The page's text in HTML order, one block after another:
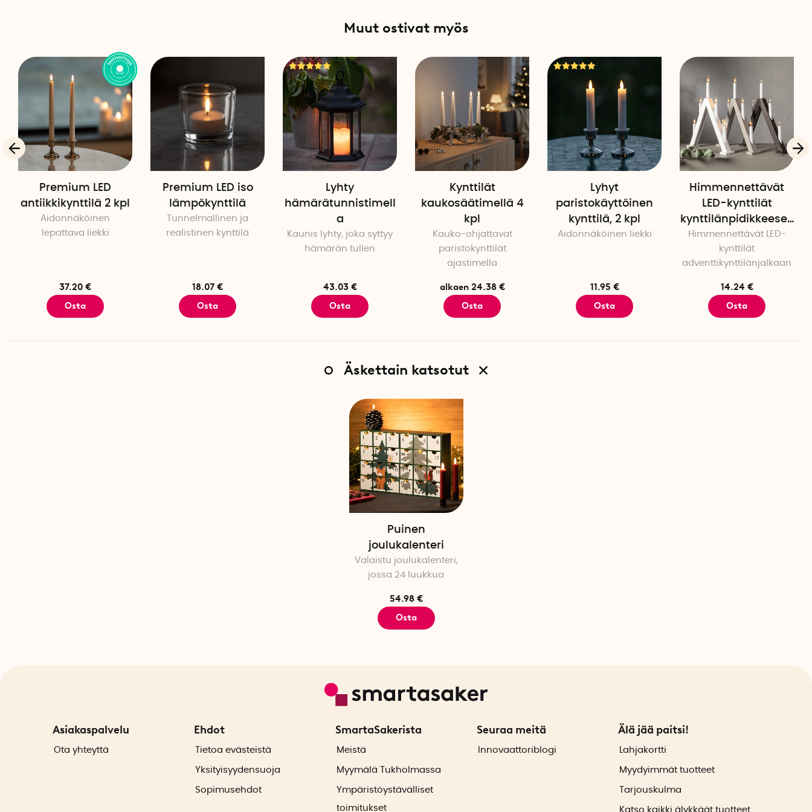
Muut ostivat myös
Premium LED
antiikkikynttilä 2 kpl
Aidonnäköinen
lepattava liekki
37.20 €
Osta
Premium LED iso
lämpökynttilä
Tunnelmallinen ja
realistinen kynttilä
18.07 €
Osta
Lyhty
hämärätunnistimell
a
Kaunis lyhty, joka syttyy
hämärän tullen
43.03 €
Osta
Kynttilät
kaukosäätimellä 4
kpl
Kauko-ohjattavat
paristokynttilät
ajastimella
alkaen 24.38 €
Osta
Lyhyt
paristokäyttöinen
kynttilä, 2 kpl
Aidonnäköinen liekki
11.95 €
Osta
Himmennettävät
LED-kynttilät
kynttilänpidikkeesee
n 5 kpl
Himmennettävät LED-
kynttilät
adventtikynttilänjalkaan
14.24 €
Osta
Äskettain katsotut
Puinen
joulukalenteri
Valaistu joulukalenteri,
jossa 24 luukkua
54.98 €
Osta
Asiakaspalvelu
Ota yhteyttä
Ehdot
Tietoa evästeistä
Yksityisyydensuoja
Sopimusehdot
SmartaSakerista
Meistä
Myymälä Tukholmassa
Ympäristöystävälliset
toimitukset
Seuraa meitä
Innovaattoriblogi
Älä jää paitsi!
Lahjakortti
Myydyimmät tuotteet
Tarjouskulma
Katso kaikki älykkäät tuotteet